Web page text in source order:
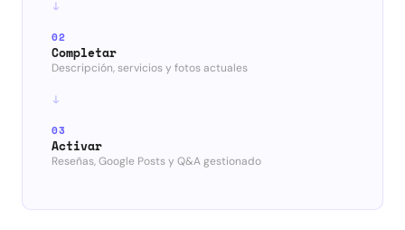
02
Completar
Descripción, servicios y fotos actuales
03
Activar
Reseñas, Google Posts y Q&A gestionado